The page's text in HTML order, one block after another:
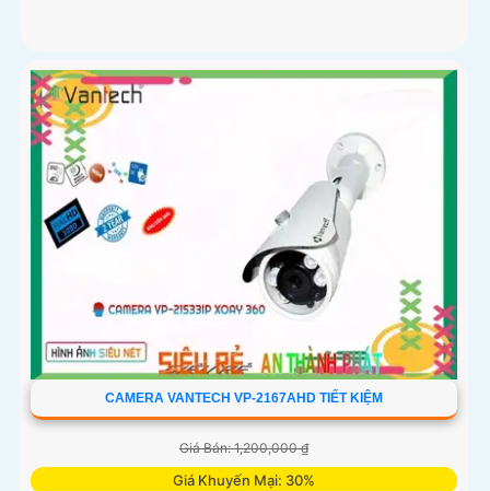
CAMERA VANTECH VP-2167AHD TIẾT KIỆM
Giá Bán: 1,200,000 ₫
Giá Khuyến Mại: 30%